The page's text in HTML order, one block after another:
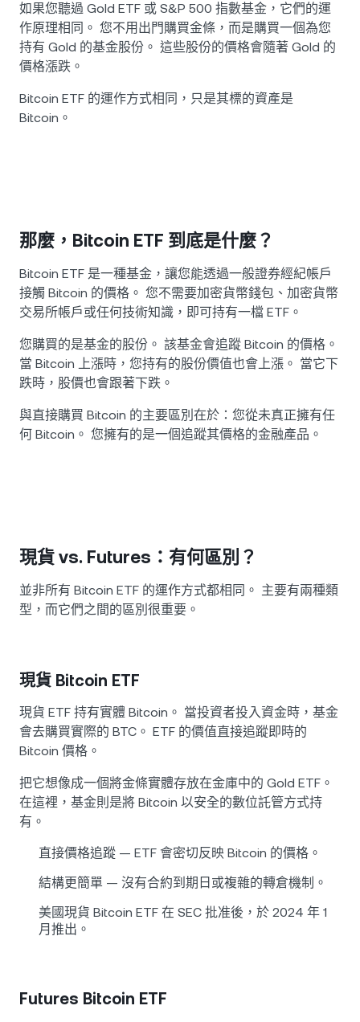
如果您聽過 Gold ETF 或 S&P 500 指數基金，它們的運
作原理相同。 您不用出門購買金條，而是購買一個為您
持有 Gold 的基金股份。 這些股份的價格會隨著 Gold 的
價格漲跌。
Bitcoin ETF 的運作方式相同，只是其標的資產是
Bitcoin。
那麼，Bitcoin ETF 到底是什麼？
Bitcoin ETF 是一種基金，讓您能透過一般證券經紀帳戶
接觸 Bitcoin 的價格。 您不需要加密貨幣錢包、加密貨幣
交易所帳戶或任何技術知識，即可持有一檔 ETF。
您購買的是基金的股份。 該基金會追蹤 Bitcoin 的價格。
當 Bitcoin 上漲時，您持有的股份價值也會上漲。 當它下
跌時，股價也會跟著下跌。
與直接購買 Bitcoin 的主要區別在於：您從未真正擁有任
何 Bitcoin。 您擁有的是一個追蹤其價格的金融產品。
現貨 vs. Futures：有何區別？
並非所有 Bitcoin ETF 的運作方式都相同。 主要有兩種類
型，而它們之間的區別很重要。
現貨 Bitcoin ETF
現貨 ETF 持有實體 Bitcoin。 當投資者投入資金時，基金
會去購買實際的 BTC。 ETF 的價值直接追蹤即時的
Bitcoin 價格。
把它想像成一個將金條實體存放在金庫中的 Gold ETF。
在這裡，基金則是將 Bitcoin 以安全的數位託管方式持
有。
直接價格追蹤 — ETF 會密切反映 Bitcoin 的價格。
結構更簡單 — 沒有合約到期日或複雜的轉倉機制。
美國現貨 Bitcoin ETF 在 SEC 批准後，於 2024 年 1
月推出。
Futures Bitcoin ETF